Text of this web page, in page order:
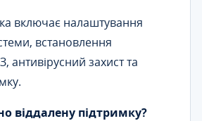
включає налаштування
встановлення
антивірусний захист та
віддалену підтримку?